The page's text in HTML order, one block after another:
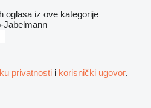
oglasa iz ove kategorije
Jabelmann
privatnosti i korisnički ugovor.